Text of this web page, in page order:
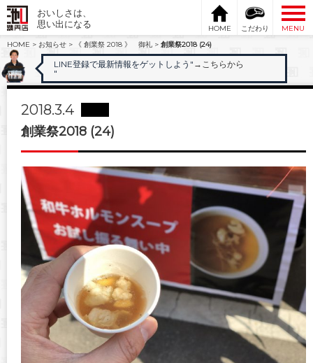
おいしさは、
思い出になる
HOME こだわり
MENU
HOME > お知らせ > 《 創業祭 2018 》 御礼 > 創業祭2018 (24)
LINE登録で最新情報をゲットしよう" →こちらから
"
2018.3.4
創業祭2018 (24)